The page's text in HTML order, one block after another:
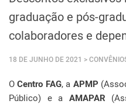
graduação e pós-
colaboradores e
18 DE JUNHO DE 2021 >
OCentro FAG, a APMP
Público) e a AMAPAR